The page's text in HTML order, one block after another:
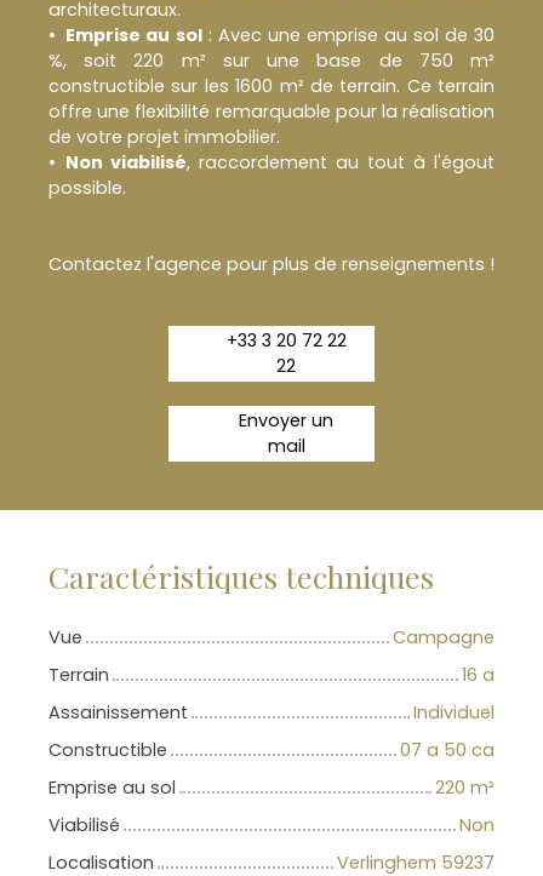
architecturaux.
Emprise au sol: Avec une emprise au sol de 30
%, soit 220 m² sur une base de 750 m²
constructible sur les 1600 m² de terrain. Ce terrain
offre une flexibilité remarquable pour la réalisation
de votre projet immobilier.
Non viabilisé, raccordement au tout à l'égout
possible.
Contactez l'agence pour plus de renseignements !
+33 3 20 72 22
22
Envoyer un
mail
Caractéristiques techniques
Vue
Campagne
Terrain
16 a
Assainissement
Individuel
Constructible
07 a 50 ca
Emprise au sol
220 m²
Viabilisé
Non
Localisation
Verlinghem 59237